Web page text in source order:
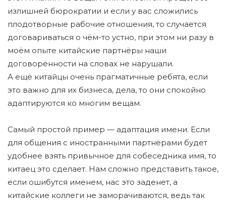
излишней бюрократии и если у вас сложились
плодотворные рабочие отношения, то случается
договариваться о чём-то устно, при этом ни разу в
моём опыте китайские партнёры наши
договорённости на словах не нарушали.
А ещё китайцы очень прагматичные ребята, если
это важно для их бизнеса, дела, то они спокойно
адаптируются ко многим вещам.
Самый простой пример — адаптация имени. Если
для общения с иностранными партнёрами будет
удобнее взять привычное для собеседника имя, то
китаец это сделает. Нам сложно представить такое,
если ошибутся именем, нас это заденет, а
китайские коллеги не заморачиваются, ведь так